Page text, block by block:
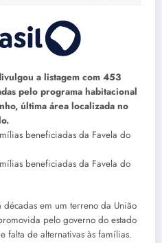
a listagem com 453
pelo programa habitacional
última área localizada no
em um terreno da União
pelo governo do estado
falta de alternativas às famílias.